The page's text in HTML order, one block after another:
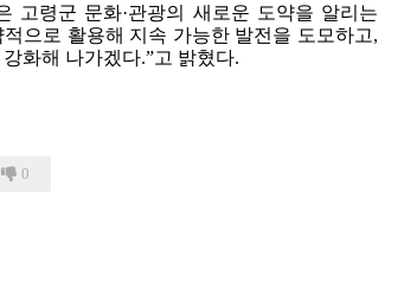
고령군 문화·관광의 새로운 도약을 알리는
으로 활용해 지속 가능한 발전을 도모하고,
화해 나가겠다.”고 밝혔다.
0